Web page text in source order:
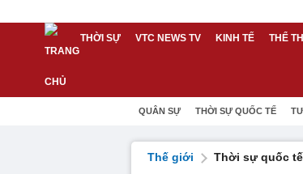
THỜI SỰ VTC NEWS TV KINH TẾ THỂ
QUÂN SỰ THỜI SỰ QUỐC TẾ
Thế giới Thời sự quốc tế